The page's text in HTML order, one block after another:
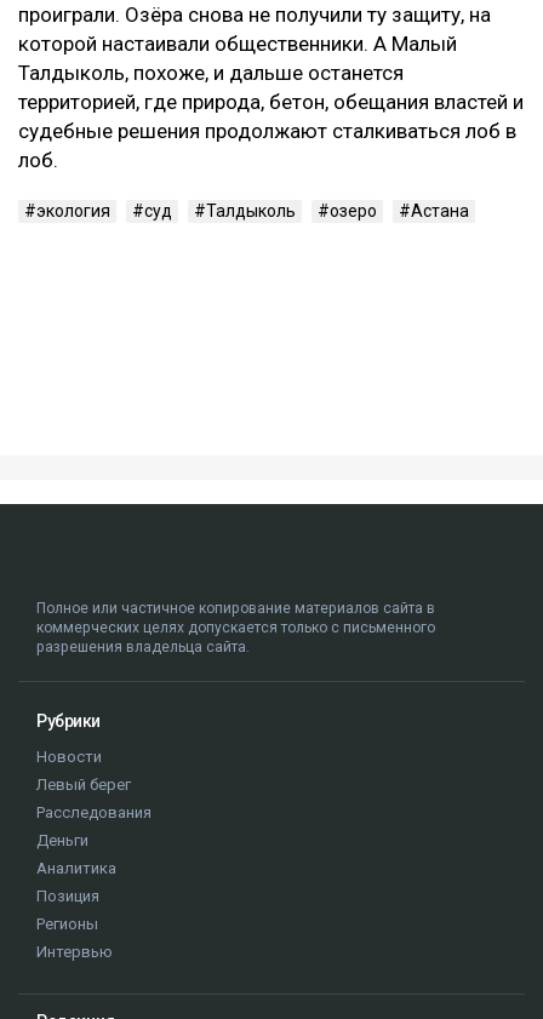
проиграли. Озёра снова не получили ту защиту, на
которой настаивали общественники. А Малый
Талдыколь, похоже, и дальше останется
территорией, где природа, бетон, обещания властей и
судебные решения продолжают сталкиваться лоб в
лоб.
экология суд Талдыколь озеро Астана
Полное или частичное копирование материалов сайта в
коммерческих целях допускается только с письменного
разрешения владельца сайта.
Рубрики
Новости
Левый берег
Расследования
Деньги
Аналитика
Позиция
Регионы
Интервью